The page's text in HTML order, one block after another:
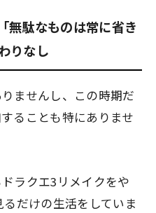
無駄なものは常に省き
りなし
ませんし、この時期だ
ることも特にありませ
ラクエ3リメイクをや
だけの生活をしていま